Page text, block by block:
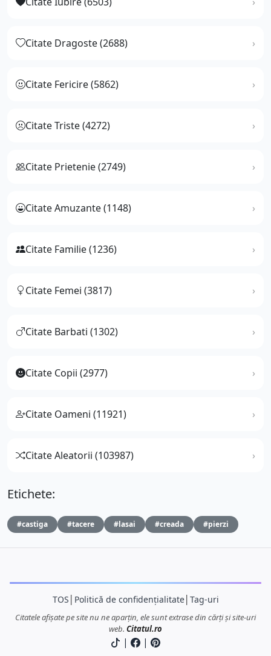
Citate Dragoste (2688)
Citate Fericire (5862)
Citate Triste (4272)
Citate Prietenie (2749)
Citate Amuzante (1148)
Citate Familie (1236)
Citate Femei (3817)
Citate Barbati (1302)
Citate Copii (2977)
Citate Oameni (11921)
Citate Aleatorii (103987)
Etichete:
#castiga #tacere #lasai #creada #pierzi
TOS Politică de confidențialitate│ Tag-uri
Citatele afișate pe site nu ne aparțin, ele sunt extrase din cărți și site-uri
web. Citatul.ro
| |